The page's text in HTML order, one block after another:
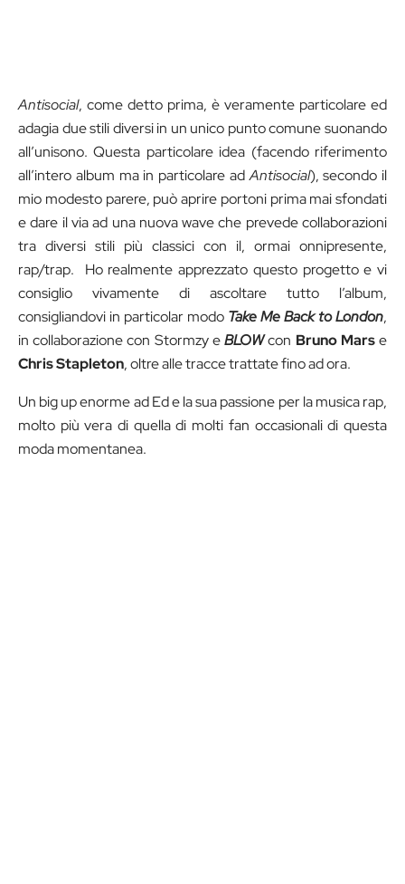
Antisocial, come detto prima, è veramente particolare ed
adagia due stili diversi in un unico punto comune suonando
all’unisono. Questa particolare idea (facendo riferimento
all’intero album ma in particolare adAntisocial), secondo il
mio modesto parere, può aprire portoni prima mai sfondati
e dare il via ad una nuova wave che prevede collaborazioni
tra diversi stili più classici con il, ormai onnipresente,
rap/trap. Ho realmente apprezzato questo progetto e vi
consiglio vivamente di ascoltare tutto l’album,
consigliandovi in particolar modo Take Me Back to London,
in collaborazione con Stormzy eBLOWcon Bruno Marse
Chris Stapleton, oltre alle tracce trattate fino ad ora.
Un big up enorme ad Ed e la sua passione per la musica rap,
molto più vera di quella di molti fan occasionali di questa
moda momentanea.